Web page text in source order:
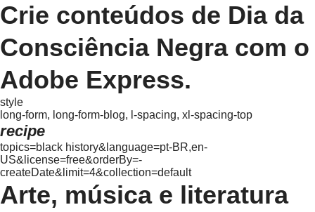
Crie conteúdos de Dia da
Consciência Negra com o
Adobe Express.
style
long-form, long-form-blog, l-spacing, xl-spacing-top
recipe
topics=black history&language=pt-BR,en-
US&license=free&orderBy=-
createDate&limit=4&collection=default
Arte, música e literatura